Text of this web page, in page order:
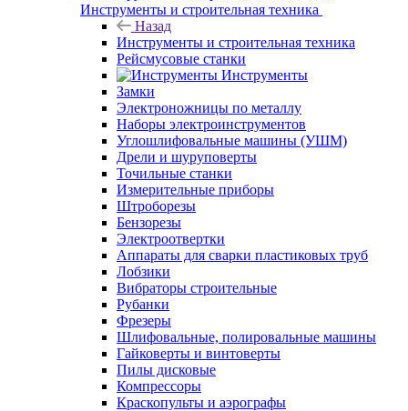
Инструменты и строительная техника
Назад
Инструменты и строительная техника
Рейсмусовые станки
Инструменты
Замки
Электроножницы по металлу
Наборы электроинструментов
Углошлифовальные машины (УШМ)
Дрели и шуруповерты
Точильные станки
Измерительные приборы
Штроборезы
Бензорезы
Электроотвертки
Аппараты для сварки пластиковых труб
Лобзики
Вибраторы строительные
Рубанки
Фрезеры
Шлифовальные, полировальные машины
Гайковерты и винтоверты
Пилы дисковые
Компрессоры
Краскопульты и аэрографы